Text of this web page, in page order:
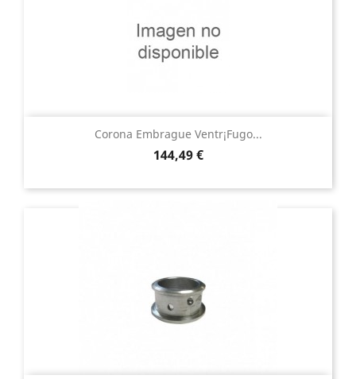
Corona Embrague Ventr¡fugo...
Precio
144,49 €